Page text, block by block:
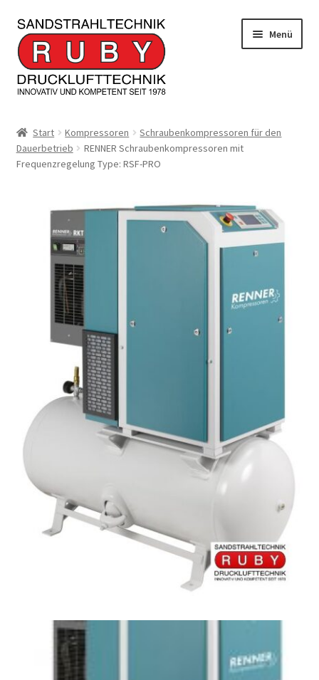
Zur
Navigation
springen
Zum
Inhalt
springen
Menü
Serviceleistungen
Informationen
öffnen
Start Kompressoren
Schraubenkompressoren für den
Dauerbetrieb
RENNER Schraubenkompressoren mit
Frequenzregelung Type: RSF-PRO